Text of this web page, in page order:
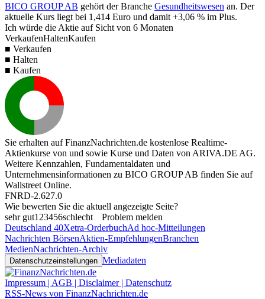
BICO GROUP AB gehört der Branche Gesundheitswesen an. Der
aktuelle Kurs liegt bei 1,414 Euro und damit +3,06 % im Plus.
Ich würde die Aktie auf Sicht von 6 Monaten
VerkaufenHaltenKaufen
■ Verkaufen
■ Halten
■ Kaufen
Sie erhalten auf FinanzNachrichten.de kostenlose Realtime-
Aktienkurse von und sowie Kurse und Daten von ARIVA.DE AG.
Weitere Kennzahlen, Fundamentaldaten und
Unternehmensinformationen zu BICO GROUP AB finden Sie auf
Wallstreet Online.
FNRD-2.627.0
Wie bewerten Sie die aktuell angezeigte Seite?
sehr gut1 23456schlecht
Problem melden
Deutschland 40Xetra-OrderbuchAd hoc-Mitteilungen
Nachrichten BörsenAktien-EmpfehlungenBranchen
MedienNachrichten-Archiv
Datenschutzeinstellungen Mediadaten
Impressum | AGB | Disclaimer | Datenschutz
RSS-News von FinanzNachrichten.de